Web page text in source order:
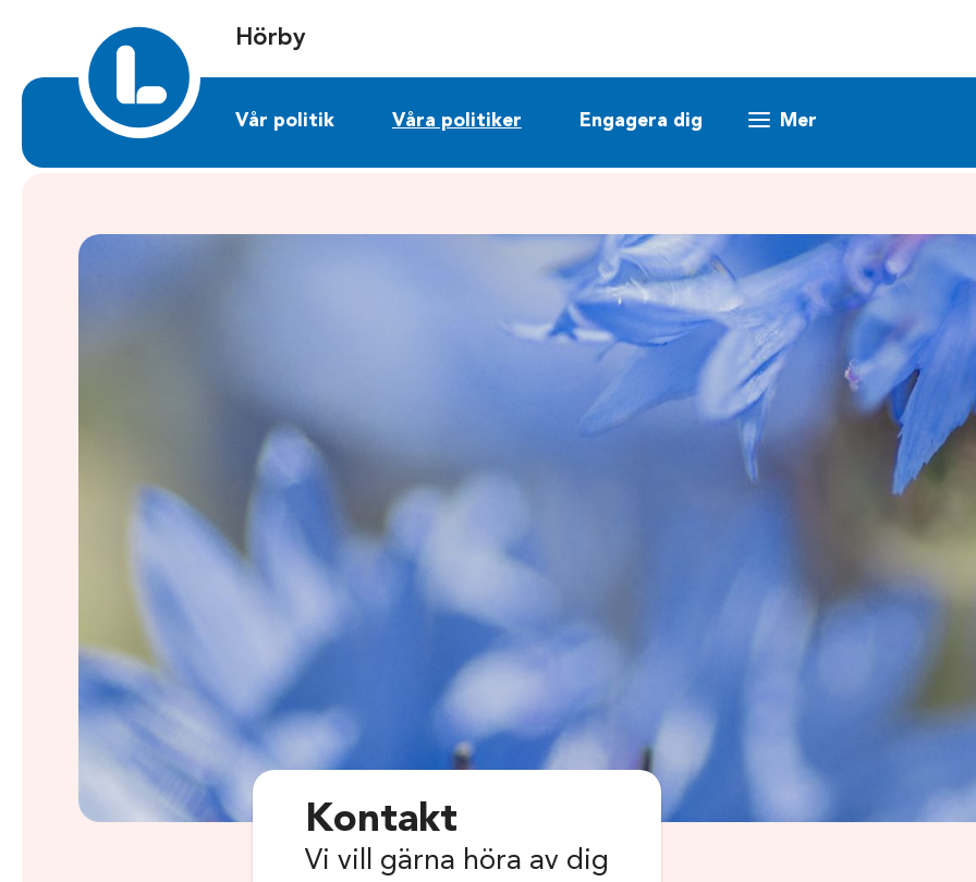
Hörby
Vår politik Våra politiker Engagera dig Mer
Kontakt
Vi vill gärna höra av dig